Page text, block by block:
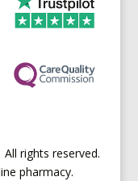
rights reserved.
pharmacy.